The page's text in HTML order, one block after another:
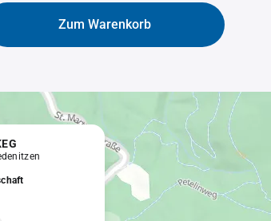
Zum Warenkorb